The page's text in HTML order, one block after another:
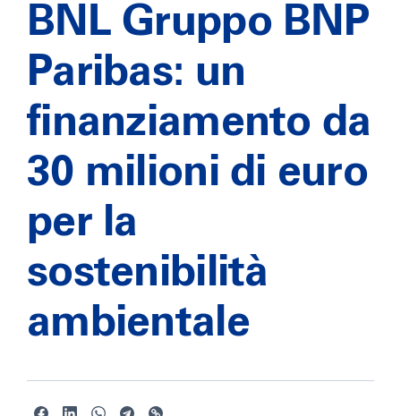
BNL Gruppo BNP
Paribas: un
finanziamento da
30 milioni di euro
per la
sostenibilità
ambientale